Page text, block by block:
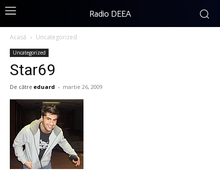
Radio DEEA
Acasă Uncategorized
Uncategorized
Star69
De către eduard - martie 26, 2009